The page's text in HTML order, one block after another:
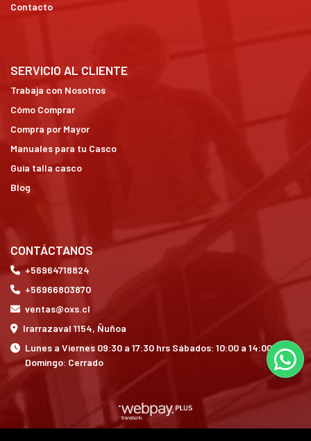
Contacto
SERVICIO AL CLIENTE
Trabaja con Nosotros
Cómo Comprar
Compra por Mayor
Manuales para tu Casco
Guía talla casco
Blog
CONTÁCTANOS
+56964718824
+56966803870
ventas@oxs.cl
Irarrazaval 1154, Ñuñoa
Lunes a Viernes 09:30 a 17:30 hrs Sábados: 10:00 a 14:00 hrs
Domingo: Cerrado